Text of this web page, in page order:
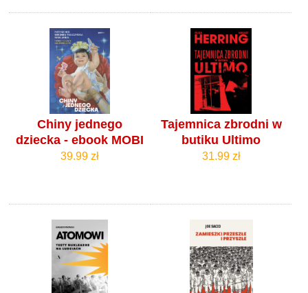
Chiny jednego
dziecka - ebook MOBI
39.99 zł
Tajemnica zbrodni w
butiku Ultimo
31.99 zł